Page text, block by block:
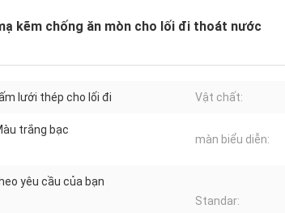
kẽm chống ăn mòn cho lối đi thoát nước
lưới thép cho lối đi Vật chất:
trắng bạc
màn biểu diễn:
yêu cầu của bạn
Standar: